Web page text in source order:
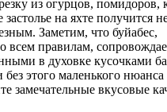
из огурцов, помидоров,
на яхте получится
Заметим, что буйабес,
всем правилам,
в духовке кусочками
этого маленького
замечательные вкусовые